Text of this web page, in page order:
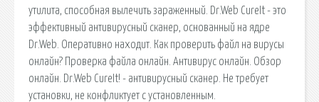
утилита, способная вылечить зараженный. Dr.Web CureIt - это
эффективный антивирусный сканер, основанный на ядре
Dr.Web. Оперативно находит. Как проверить файл на вирусы
онлайн? Проверка файла онлайн. Антивирус онлайн. Обзор
онлайн. Dr.Web CureIt! - антивирусный сканер. Не требует
установки, не конфликтует с установленным.